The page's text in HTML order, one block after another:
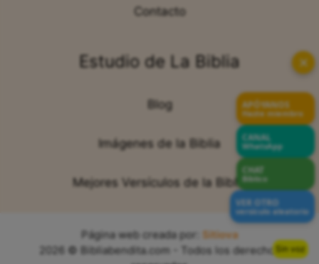
Sin voz
Contacto
Estudio de La Biblia
Blog
Imágenes de la Biblia
Mejores Versículos de la Biblia
Página web creada por:
Sitiova
2026 © Bibliabendita.com - Todos los derechos
✕
APÓYANOS
Hazte miembro
CANAL
WhatsApp
CHAT
Bíblico
VER OTRO
versículo aleatorio